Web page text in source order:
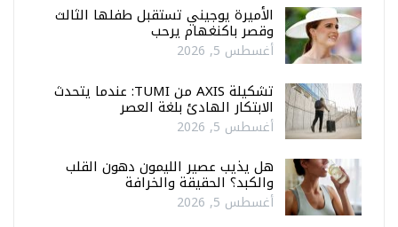
الأميرة يوجيني تستقبل طفلها الثالث
وقصر باكنغهام يرحب
أغسطس 5, 2026
تشكيلة AXIS من TUMI: عندما يتحدث
الابتكار الهادئ بلغة العصر
أغسطس 5, 2026
هل يذيب عصير الليمون دهون القلب
والكبد؟ الحقيقة والخرافة
أغسطس 5, 2026